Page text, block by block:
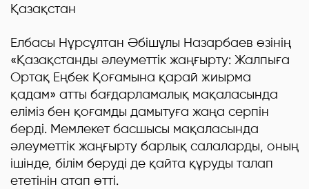
Қазақстан
Елбасы Нұрсұлтан Әбішұлы Назарбаев өзінің
«Қазақстанды әлеуметтік жаңғырту: Жалпыға
Ортақ Еңбек Қоғамына қарай жиырма
қадам» атты бағдарламалық мақаласында
еліміз бен қоғамды дамытуға жаңа серпін
берді. Мемлекет басшысы мақаласында
әлеуметтік жаңғырту барлық салаларды, оның
ішінде, білім беруді де қайта құруды талап
ететінін атап өтті.